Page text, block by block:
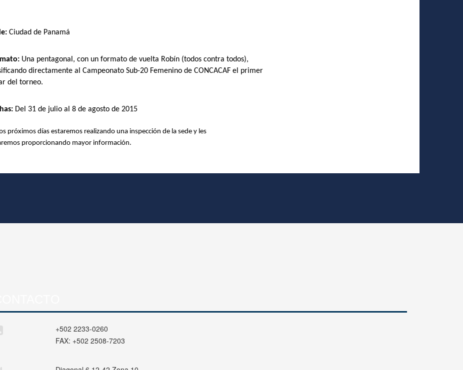
Ciudad de Panamá
Una pentagonal, con un formato de vuelta Robín (todos contra todos),
directamente al Campeonato Sub-20 Femenino de CONCACAF el primer
del torneo.
Del 31 de julio al 8 de agosto de 2015
próximos días estaremos realizando una inspección de la sede y les
proporcionando mayor información.
+502 2233-0260
FAX: +502 2508-7203